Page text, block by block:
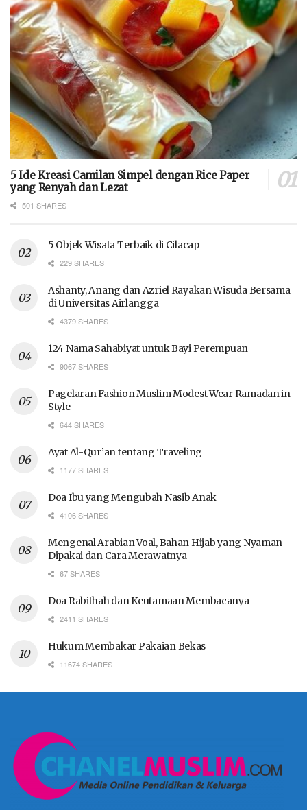
5 Ide Kreasi Camilan Simpel dengan Rice Paper
yang Renyah dan Lezat
501 SHARES
5 Objek Wisata Terbaik di Cilacap
229 SHARES
Ashanty, Anang dan Azriel Rayakan Wisuda Bersama
di Universitas Airlangga
4379 SHARES
124 Nama Sahabiyat untuk Bayi Perempuan
9067 SHARES
Pagelaran Fashion Muslim Modest Wear Ramadan in
Style
644 SHARES
Ayat Al-Qur’an tentang Traveling
1177 SHARES
Doa Ibu yang Mengubah Nasib Anak
4106 SHARES
Mengenal Arabian Voal, Bahan Hijab yang Nyaman
Dipakai dan Cara Merawatnya
67 SHARES
Doa Rabithah dan Keutamaan Membacanya
2411 SHARES
Hukum Membakar Pakaian Bekas
11674 SHARES